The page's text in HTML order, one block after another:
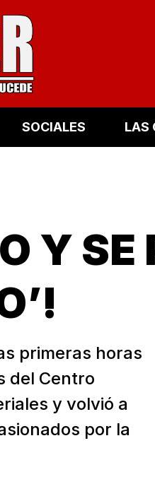
SOCIALES LAS
Y SE
primeras horas
del Centro
y volvió a
por la